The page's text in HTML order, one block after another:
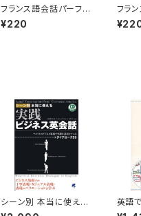
フランス語会話パーフェ
クトブック 付属音声1
¥220
フラ
クト
シーン別 本当に使える
実践ビジネス英会話
英語
る